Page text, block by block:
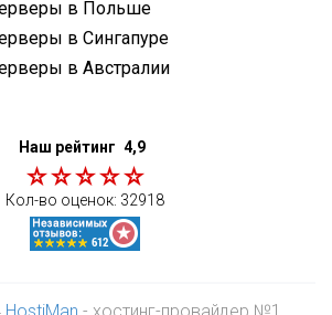
в Польше
в Сингапуре
в Австралии
Наш рейтинг 4,9
Кол-во оценок: 32918